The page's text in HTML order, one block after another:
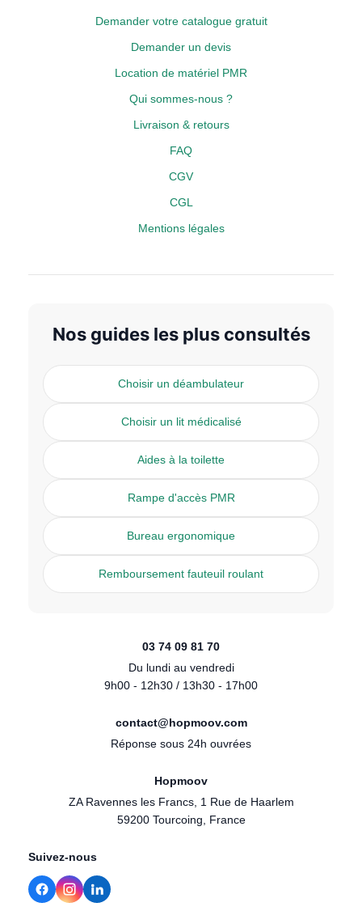
Demander votre catalogue gratuit
Demander un devis
Location de matériel PMR
Qui sommes-nous ?
Livraison & retours
FAQ
CGV
CGL
Mentions légales
Nos guides les plus consultés
Choisir un déambulateur
Choisir un lit médicalisé
Aides à la toilette
Rampe d'accès PMR
Bureau ergonomique
Remboursement fauteuil roulant
03 74 09 81 70
Du lundi au vendredi
9h00 - 12h30 / 13h30 - 17h00
contact@hopmoov.com
Réponse sous 24h ouvrées
Hopmoov
ZA Ravennes les Francs, 1 Rue de Haarlem
59200 Tourcoing, France
Suivez-nous